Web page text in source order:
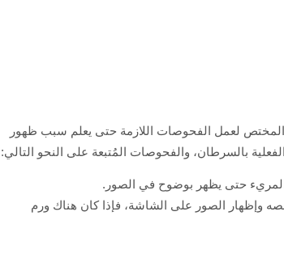
لعمل الفحوصات اللازمة حتى يعلم سبب ظهور
بالسرطان، والفحوصات المُتبعة على النحو التالي:
المريء حتى يظهر بوضوح في الصور.
وإظهار الصور على الشاشة، فإذا كان هناك ورم